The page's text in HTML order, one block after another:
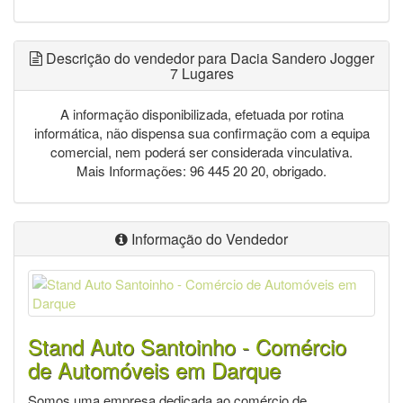
Descrição do vendedor para Dacia Sandero Jogger
7 Lugares
A informação disponibilizada, efetuada por rotina
informática, não dispensa sua confirmação com a equipa
comercial, nem poderá ser considerada vinculativa.
Mais Informações: 96 445 20 20, obrigado.
Informação do Vendedor
Stand Auto Santoinho - Comércio
de Automóveis em Darque